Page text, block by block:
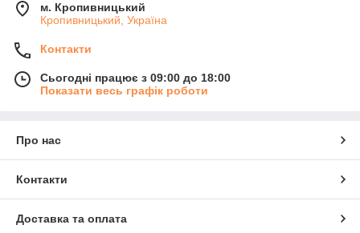
м. Кропивницький
Кропивницький, Україна
Контакти
Сьогодні працює з 09:00 до 18:00
Показати весь графік роботи
Про нас
Контакти
Доставка та оплата